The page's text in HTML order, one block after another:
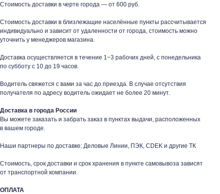
Стоимость доставки в черте города — от 600 руб.
Стоимость доставки в близлежащие населённые пункты рассчитывается
индивидуально и зависит от удаленности от города, стоимость можно
уточнить у менеджеров магазина.
Доставка осуществляется в течение 1−3 рабочих дней, с понедельника
по субботу с 10 до 19 часов.
Водитель свяжется с вами за час до приезда. В случае отсутствия
получателя по адресу водитель ожидает не более 20 минут.
Доставка в города России
Вы можете заказать и забрать заказ в пунктах выдачи, расположенных
в вашем городе.
Наши партнеры по доставке: Деловые Линии, ПЭК, CDEK и другие ТК
Стоимость, срок доставки и срок хранения в пункте самовывоза зависят
от транспортной компании.
ОПЛАТА